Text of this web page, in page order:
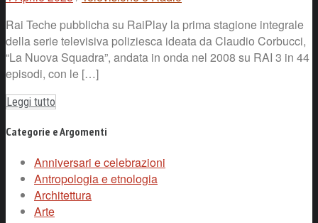
Rai Teche pubblicha su RaiPlay la prima stagione integrale
della serie televisiva poliziesca ideata da Claudio Corbucci,
“La Nuova Squadra”, andata in onda nel 2008 su RAI 3 in 44
episodi, con le […]
Leggi tutto
Categorie e Argomenti
Anniversari e celebrazioni
Antropologia e etnologia
Architettura
Arte